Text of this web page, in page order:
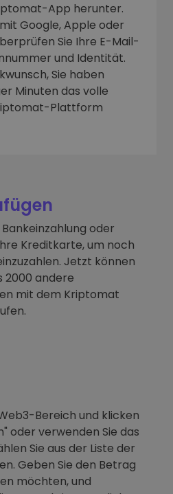
App herunter.
Google, Apple oder
Sie Ihre E-Mail-
und Identität.
Sie haben
Minuten das volle
Plattform
oder
Kreditkarte, um noch
Jetzt können
2000 andere
mit dem Kriptomat
Bereich und klicken
oder verwenden Sie das
Sie aus der Liste der
Geben Sie den Betrag
möchten, und